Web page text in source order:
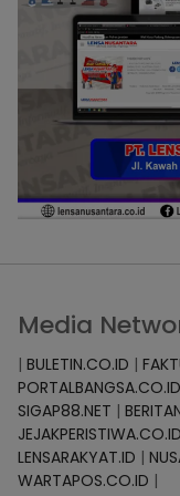
Media
| BULETIN.CO.ID |
PORTALBANGSA.CO.ID
SIGAP88.NET |
JEJAKPERISTIWA.CO.ID
LENSARAKYAT.ID |
WARTAPOS.CO.ID |